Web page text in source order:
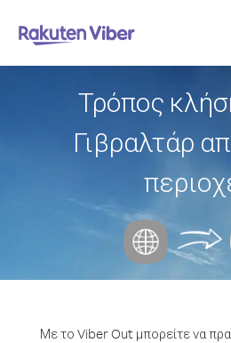
Τρόπος
Γιβραλτάρ
Με το Viber Out μπορείτε να